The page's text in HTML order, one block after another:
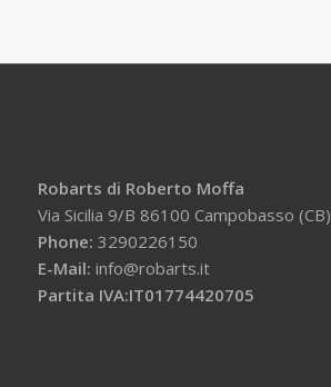
Robarts di Roberto Moffa
Via Sicilia 9/B 86100 Campobasso (CB)
Phone: 3290226150
E-Mail: info@robarts.it
Partita IVA:IT01774420705